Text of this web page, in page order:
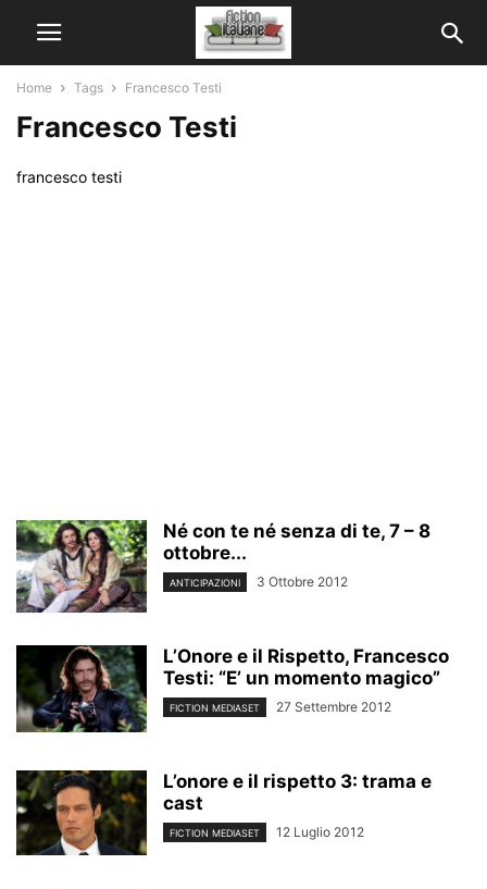
Home Tags Francesco Testi
Francesco Testi
francesco testi
Né con te né senza di te, 7 – 8
ottobre...
ANTICIPAZIONI 3 Ottobre 2012
L’Onore e il Rispetto, Francesco
Testi: “E’ un momento magico”
FICTION MEDIASET 27 Settembre 2012
L’onore e il rispetto 3: trama e
cast
FICTION MEDIASET 12 Luglio 2012